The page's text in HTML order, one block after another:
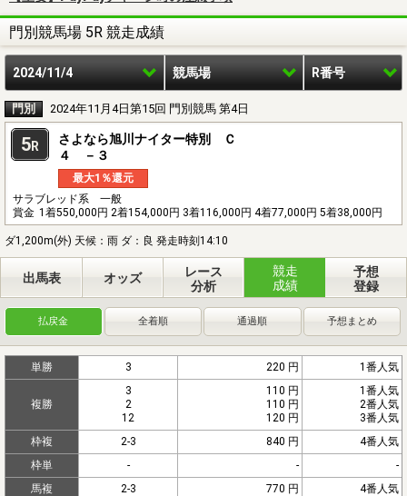
門別競馬場 5R 競走成績
2024/11/4 競馬場 R番号
門別 2024年11月4日第15回 門別競馬 第4日
5R
さよなら旭川ナイター特別 Ｃ
４ －３
最大1％還元
サラブレッド系 一般
賞金 1着550,000円 2着154,000円 3着116,000円 4着77,000円 5着38,000円
ダ1,200m(外) 天候：雨 ダ：良 発走時刻14:10
出馬表 オッズ
レース
分析
競走
成績
予想
登録
払戻金 全着順 通過順 予想まとめ
単勝 3 220 円 1番人気
複勝
3
2
12
110 円
110 円
120 円
1番人気
2番人気
3番人気
枠複
2-3 840 円
4番人気
枠単
- -
-
馬複
2-3 770 円
4番人気